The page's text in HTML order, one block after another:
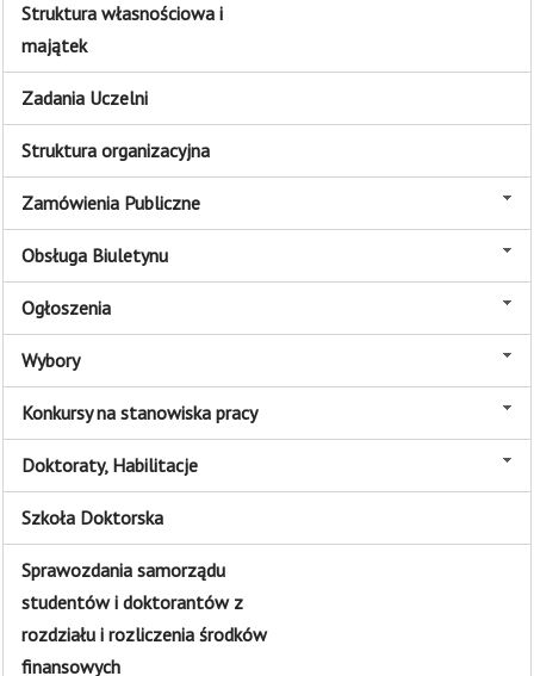
Struktura własnościowa i
majątek
Zadania Uczelni
Struktura organizacyjna
Zamówienia Publiczne
Obsługa Biuletynu
Ogłoszenia
Wybory
Konkursy na stanowiska pracy
Doktoraty, Habilitacje
Szkoła Doktorska
Sprawozdania samorządu
studentów i doktorantów z
rozdziału i rozliczenia środków
finansowych